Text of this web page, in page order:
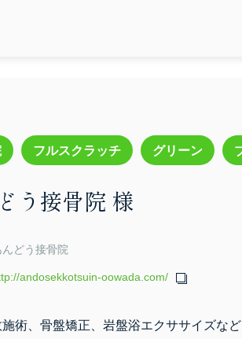
フルスクラッチ グリーン
う接骨院 様
んどう接骨院
andosekkotsuin-oowada.com/
術、骨盤矯正、岩盤浴エクササイズな